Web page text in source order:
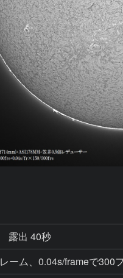
露出 40秒
ーム、0.04s/frameで300